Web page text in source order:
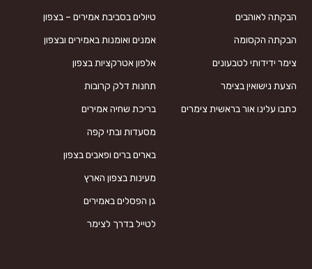
הבקתה לאוהבים
הבקתה הקסומה
צימר ידידותי לטבעונים
הצעת נישואין בצימר
כתבו עלינו אור בראשית צימרים
טיולים בסביבת אמירים – בצפון
אמנים ואומנות באמירים ובצפון
אלפון אטרקציות בצפון
תחנות דלק קרובות
בריכת שחיה אמירים
מסעדות ובתי קפה
בארים ברים ופאבים בצפון
מעינות בצפון הארץ
גן הפסלים באמירים
לטייל בדרך לצימר